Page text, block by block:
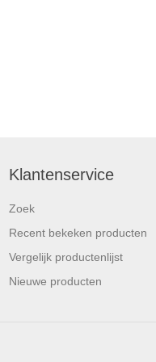
Klantenservice
Zoek
Recent bekeken producten
Vergelijk productenlijst
Nieuwe producten